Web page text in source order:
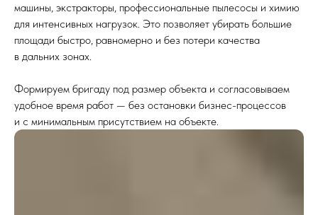
машины, экстракторы, профессиональные пылесосы и химию
для интенсивных нагрузок. Это позволяет убирать большие
площади быстро, равномерно и без потери качества
в дальних зонах.
Формируем бригаду под размер объекта и согласовываем
удобное время работ — без остановки бизнес-процессов
и с минимальным присутствием на объекте.